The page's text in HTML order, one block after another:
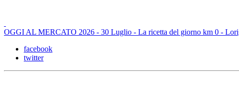
OGGI AL MERCATO 2026 - 30 Luglio - La ricetta del giorno km 0 -
facebook
twitter